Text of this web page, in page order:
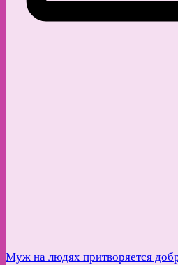
Муж на людях притворяется